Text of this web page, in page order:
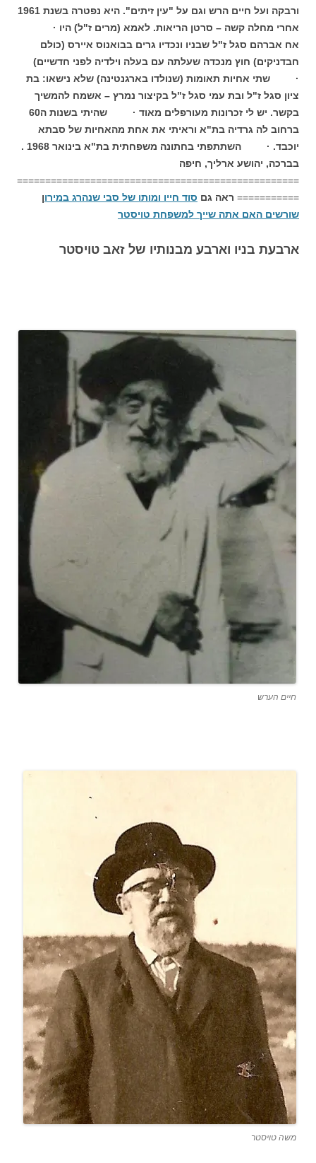
ורבקה ועל חיים הרש וגם על "עין זיתים".
היא נפטרה בשנת 1961
אחרי מחלה קשה – סרטן הריאות. לאמא (מרים ז"ל) היו ·
אח אברהם סגל ז"ל שבניו ונכדיו גרים בבואנוס איירס (כולם
חבדניקים) חוץ מנכדה שעלתה עם בעלה וילדיה לפני חדשיים)
· שתי אחיות תאומות (שנולדו בארגנטינה) שלא נישאו: בת
ציון סגל ז"ל ובת עמי סגל ז"ל בקיצור נמרץ – אשמח להמשיך
בקשר. יש לי זכרונות מעורפלים מאוד
· שהיתי בשנות ה60
ברחוב לה גרדיה בת"א וראיתי את אחת מהאחיות של סבתא
יוכבד. · השתתפתי בחתונה משפחתית בת"א בינואר 1968 .
בברכה, יהושע ארליך, חיפה
==================================================
=========== ראה גם סוד חייו ומותו של סבי שנהרג במירון
שורשים האם אתה שייך למשפחת טויסטר
ארבעת בניו וארבע מבנותיו של זאב טויסטר
חיים הערש
משה טויסטר